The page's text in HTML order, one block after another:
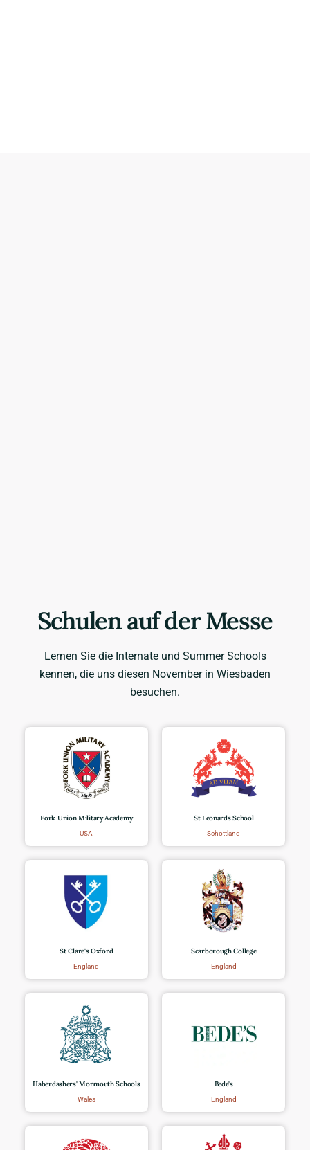
Schulen auf der Messe
Lernen Sie die Internate und Summer Schools
kennen, die uns diesen November in Wiesbaden
besuchen.
Fork Union Military Academy
USA
St Leonards School
Schottland
St Clare's Oxford
England
Scarborough College
England
Haberdashers' Monmouth Schools
Wales
Bede's
England